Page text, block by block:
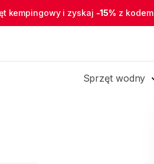
kempingowy i zyskaj -15% z kodem
Sprzęt wodny